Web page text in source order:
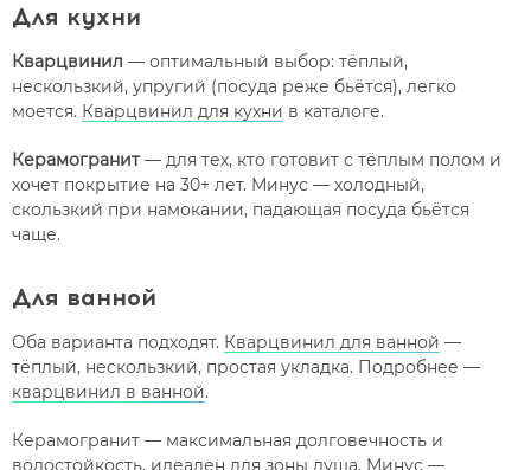
Для кухни
Кварцвинил — оптимальный выбор: тёплый,
нескользкий, упругий (посуда реже бьётся), легко
моется. Кварцвинил для кухни в каталоге.
Керамогранит— для тех, кто готовит с тёплым полом и
хочет покрытие на 30+ лет. Минус — холодный,
скользкий при намокании, падающая посуда бьётся
чаще.
Для ванной
Оба варианта подходят. Кварцвинил для ванной —
тёплый, нескользкий, простая укладка. Подробнее —
кварцвинил в ванной.
Керамогранит — максимальная долговечность и
водостойкость, идеален для зоны душа. Минус —